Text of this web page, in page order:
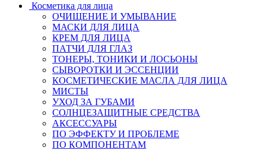
Косметика для лица
ОЧИЩЕНИЕ И УМЫВАНИЕ
МАСКИ ДЛЯ ЛИЦА
КРЕМ ДЛЯ ЛИЦА
ПАТЧИ ДЛЯ ГЛАЗ
ТОНЕРЫ, ТОНИКИ И ЛОСЬОНЫ
СЫВОРОТКИ И ЭССЕНЦИИ
КОСМЕТИЧЕСКИЕ МАСЛА ДЛЯ ЛИЦА
МИСТЫ
УХОД ЗА ГУБАМИ
СОЛНЦЕЗАЩИТНЫЕ СРЕДСТВА
АКСЕССУАРЫ
ПО ЭФФЕКТУ И ПРОБЛЕМЕ
ПО КОМПОНЕНТАМ